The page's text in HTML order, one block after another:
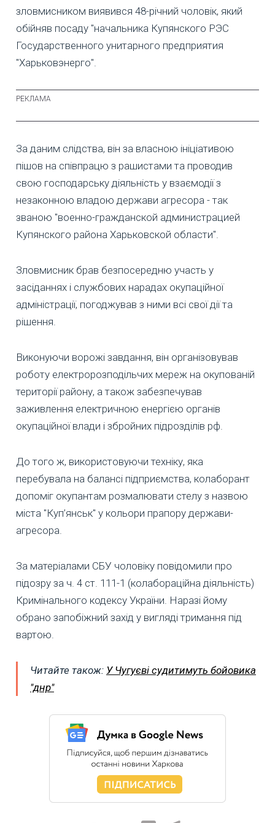
зловмисником виявився 48-річний чоловік, який
обійняв посаду "начальника Купянского РЭС
Государственного унитарного предприятия
"Харьковэнерго".
За даним слідства, він за власною ініціативою
пішов на співпрацю з рашистами та проводив
свою господарську діяльність у взаємодії з
незаконною владою держави агресора - так
званою "военно-гражданской администрацией
Купянского района Харьковской области".
Зловмисник брав безпосередню участь у
засіданнях і службових нарадах окупаційної
адміністрації, погоджував з ними всі свої дії та
рішення.
Виконуючи ворожі завдання, він організовував
роботу електророзподільчих мереж на окупованій
території району, а також забезпечував
заживлення електричною енергією органів
окупаційної влади і збройних підрозділів рф.
До того ж, використовуючи техніку, яка
перебувала на балансі підприємства, колаборант
допоміг окупантам розмалювати стелу з назвою
міста "Куп’янськ" у кольори прапору держави-
агресора.
За матеріалами СБУ чоловіку повідомили про
підозру за ч. 4 ст. 111-1 (колабораційна діяльність)
Кримінального кодексу України. Наразі йому
обрано запобіжний захід у вигляді тримання під
вартою.
Читайте також: У Чугуєві судитимуть бойовика
"днр"